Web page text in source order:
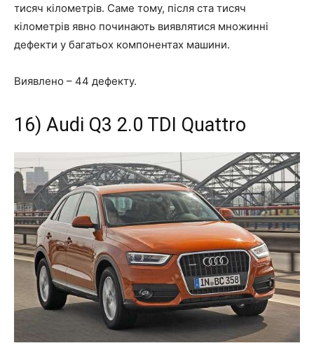
тисяч кілометрів. Саме тому, після ста тисяч
кілометрів явно починають виявлятися множинні
дефекти у багатьох компонентах машини.
Виявлено – 44 дефекту.
16) Audi Q3 2.0 TDI Quattro